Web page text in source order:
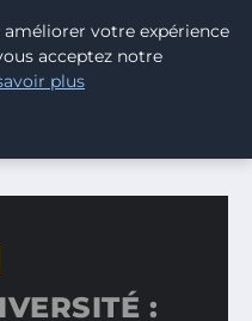
D’AGIR ENSEMBLE…
:
votre expérience
acceptez notre
plus